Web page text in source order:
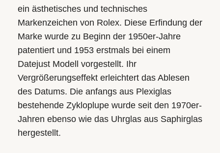
ein ästhetisches und technisches
Markenzeichen von Rolex. Diese Erfindung der
Marke wurde zu Beginn der 1950er-Jahre
patentiert und 1953 erstmals bei einem
Datejust Modell vorgestellt. Ihr
Vergrößerungseffekt erleichtert das Ablesen
des Datums. Die anfangs aus Plexiglas
bestehende Zykloplupe wurde seit den 1970er-
Jahren ebenso wie das Uhrglas aus Saphirglas
hergestellt.